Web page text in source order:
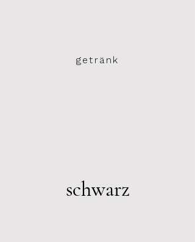
getränk
schwarz